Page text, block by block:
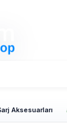
Aksesuarları